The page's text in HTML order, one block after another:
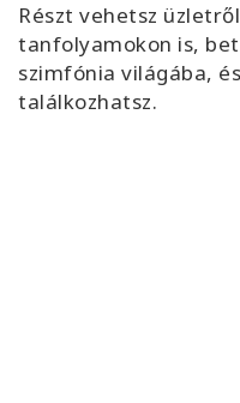
Részt vehetsz
tanfolyamokon is,
szimfónia világába,
találkozhatsz.